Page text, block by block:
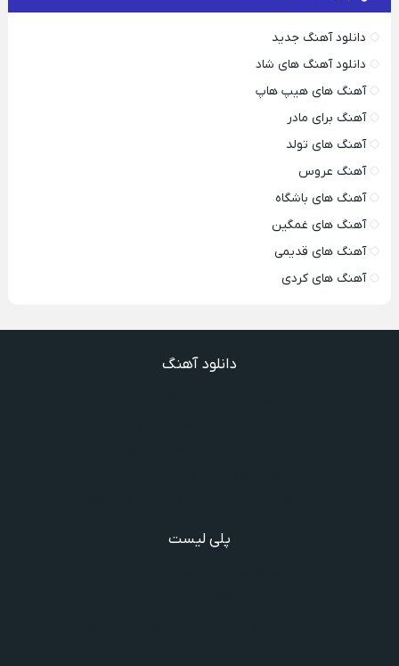
دانلود آهنگ جدید
دانلود آهنگ های شاد
آهنگ های هیپ هاپ
آهنگ برای مادر
آهنگ های تولد
آهنگ عروس
آهنگ های باشگاه
آهنگ های غمگین
آهنگ های قدیمی
آهنگ های کردی
دانلود آهنگ
پلی لیست